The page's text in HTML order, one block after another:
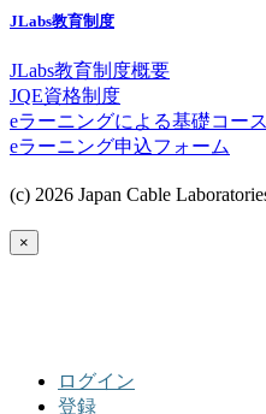
JLabs教育制度
JLabs教育制度概要
JQE資格制度
eラーニングによる基礎コース
eラーニング申込フォーム
(c) 2026 Japan Cable
×
ログイン
登録